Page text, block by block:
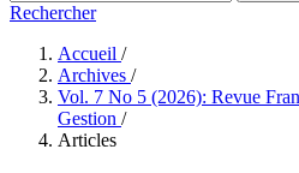
Rechercher
Accueil /
Archives /
Vol. 7 No 5 (2026): Revue
Gestion /
Articles